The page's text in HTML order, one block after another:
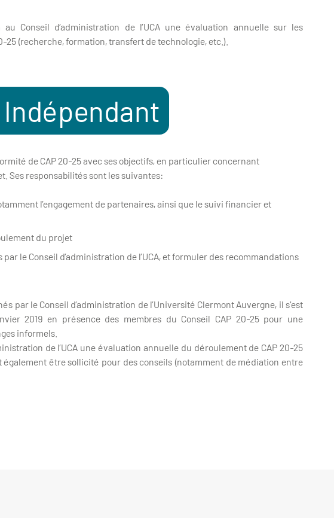
Conseil d’administration de l’UCA une évaluation annuelle sur les
(recherche, formation, transfert de technologie, etc.).
Indépendant
de CAP 20-25 avec ses objectifs, en particulier concernant
Ses responsabilités sont les suivantes:
l’engagement de partenaires, ainsi que le suivi financier et
du projet
le Conseil d’administration de l’UCA, et formuler des recommandations
par le Conseil d’administration de l’Université Clermont Auvergne, il s'est
2019 en présence des membres du Conseil CAP 20-25 pour une
informels.
de l’UCA une évaluation annuelle du déroulement de CAP 20-25
être sollicité pour des conseils (notamment de médiation entre